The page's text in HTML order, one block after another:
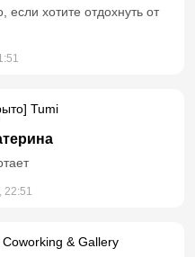
если хотите отдохнуть от
Tumi
22:51
Coworking & Gallery